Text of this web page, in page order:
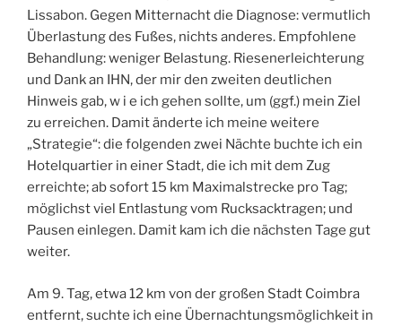
Lissabon. Gegen Mitternacht die Diagnose: vermutlich
Überlastung des Fußes, nichts anderes. Empfohlene
Behandlung: weniger Belastung. Riesenerleichterung
und Dank an IHN, der mir den zweiten deutlichen
Hinweis gab, w i e ich gehen sollte, um (ggf.) mein Ziel
zu erreichen. Damit änderte ich meine weitere
„Strategie“: die folgenden zwei Nächte buchte ich ein
Hotelquartier in einer Stadt, die ich mit dem Zug
erreichte; ab sofort 15 km Maximalstrecke pro Tag;
möglichst viel Entlastung vom Rucksacktragen; und
Pausen einlegen. Damit kam ich die nächsten Tage gut
weiter.
Am 9. Tag, etwa 12 km von der großen Stadt Coimbra
entfernt, suchte ich eine Übernachtungsmöglichkeit in